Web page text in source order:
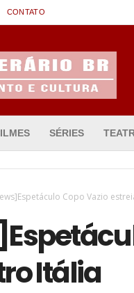
CONTATO
SÉRIES
Copo Vazio
Itália